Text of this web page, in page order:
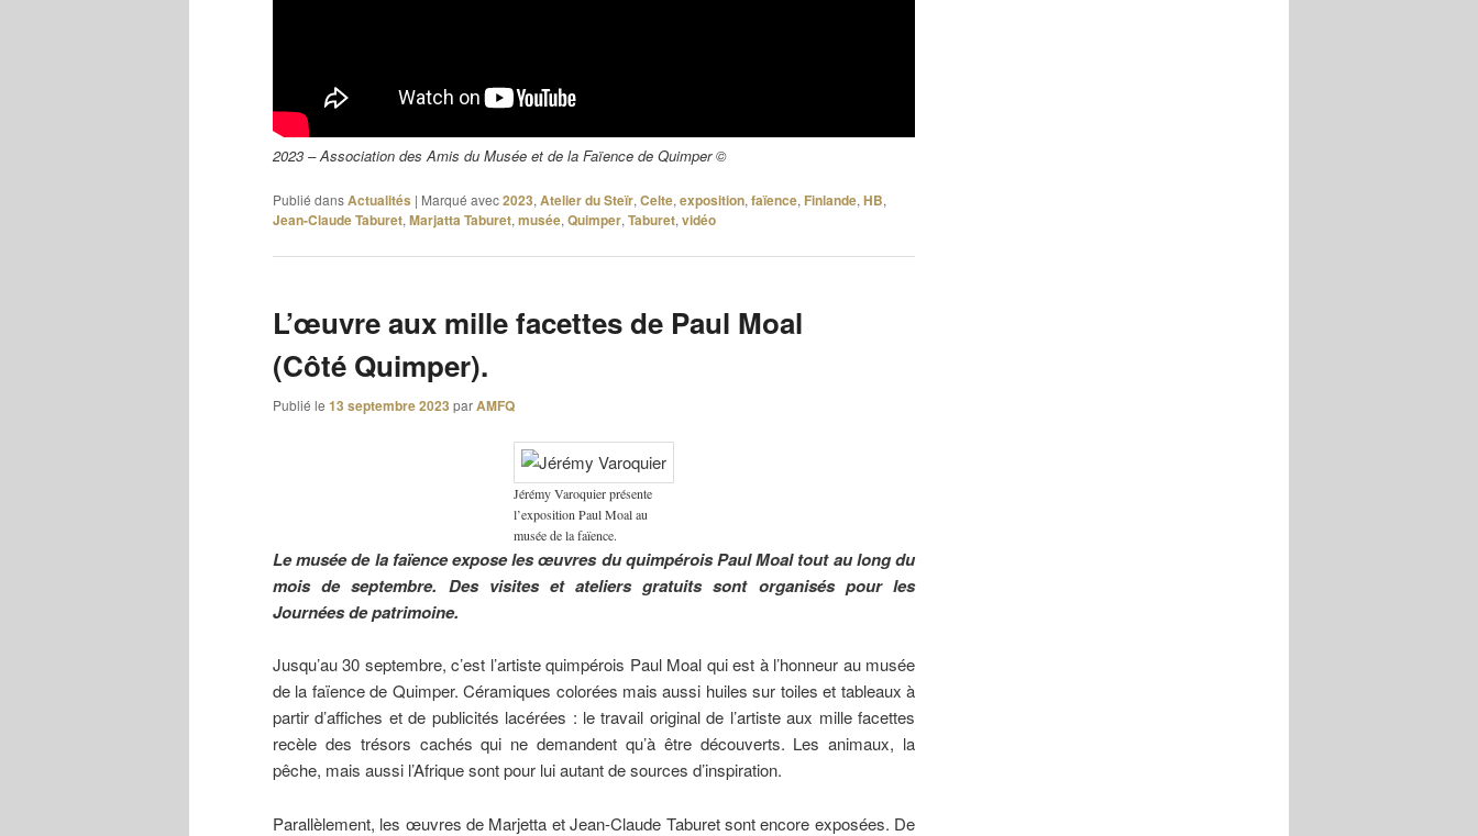
2023 – Association des Amis du Musée et de la Faïence de Quimper ©
Publié dansActualités | Marqué avec2023, Atelier du Steïr, Celte, exposition, faïence, Finlande, HB,
Jean-Claude Taburet, Marjatta Taburet, musée, Quimper, Taburet, vidéo
L’œuvre aux mille facettes de Paul Moal
(Côté Quimper).
Publié le 13 septembre 2023 parAMFQ
Jérémy Varoquier présente
l’exposition Paul Moal au
musée de la faïence.
Le musée de la faïence expose les œuvres du quimpérois Paul Moal tout au long du
mois de septembre. Des visites et ateliers gratuits sont organisés pour les
Journées de patrimoine.
Jusqu’au 30 septembre, c’est l’artiste quimpérois Paul Moal qui est à l’honneur au musée
de la faïence de Quimper. Céramiques colorées mais aussi huiles sur toiles et tableaux à
partir d’affiches et de publicités lacérées : le travail original de l’artiste aux mille facettes
recèle des trésors cachés qui ne demandent qu’à être découverts. Les animaux, la
pêche, mais aussi l’Afrique sont pour lui autant de sources d’inspiration.
Parallèlement, les œuvres de Marjetta et Jean-Claude Taburet sont encore exposées. De